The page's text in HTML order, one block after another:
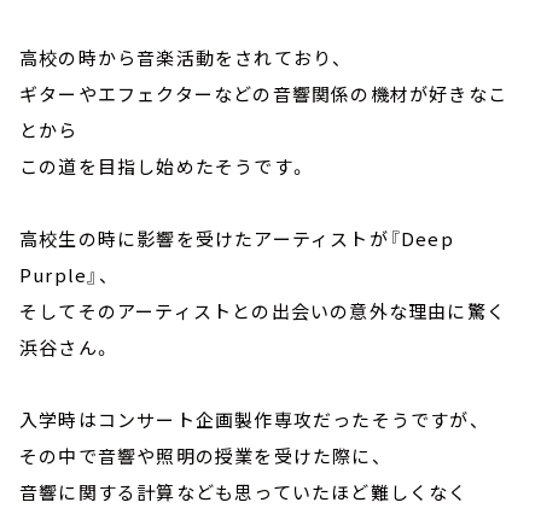
高校の時から音楽活動をされており、
ギターやエフェクターなどの音響関係の機材が好きなこ
とから
この道を目指し始めたそうです。
高校生の時に影響を受けたアーティストが『Deep
Purple』、
そしてそのアーティストとの出会いの意外な理由に驚く
浜谷さん。
入学時はコンサート企画製作専攻だったそうですが、
その中で音響や照明の授業を受けた際に、
音響に関する計算なども思っていたほど難しくなく